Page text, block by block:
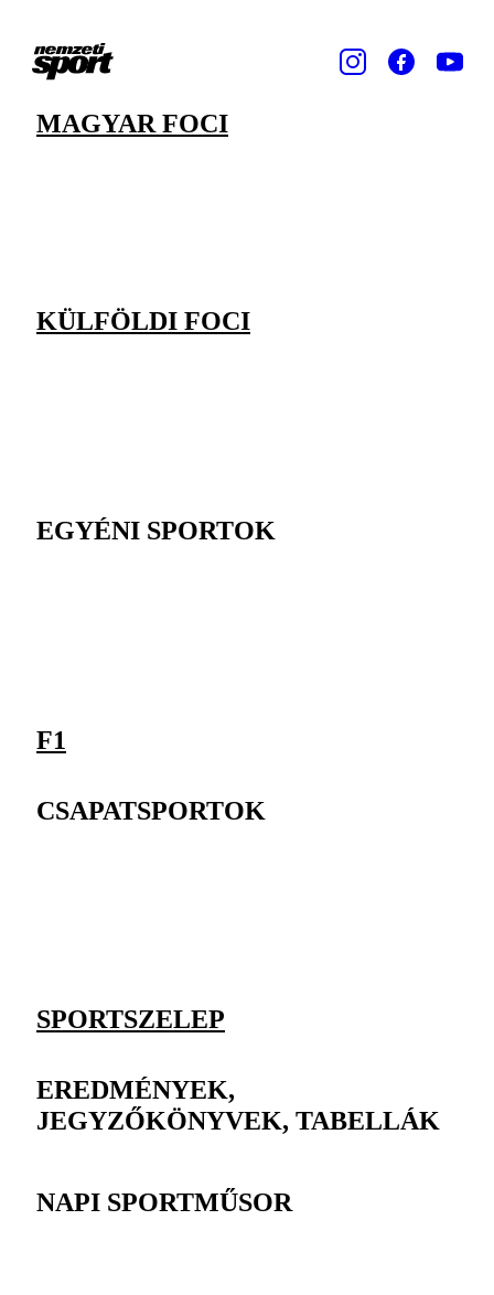
MAGYAR FOCI
KÜLFÖLDI FOCI
EGYÉNI SPORTOK
F1
CSAPATSPORTOK
SPORTSZELEP
EREDMÉNYEK,
JEGYZŐKÖNYVEK, TABELLÁK
NAPI SPORTMŰSOR